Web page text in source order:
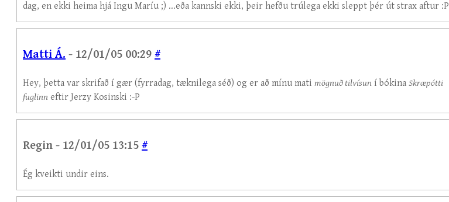
dag, en ekki heima hjá Ingu Maríu ;) ...eða kannski ekki, þeir hefðu trúlega ekki sleppt þér út strax aftur :P
Matti Á. - 12/01/05 00:29 #
Hey, þetta var skrifað í gær (fyrradag, tæknilega séð) og er að mínu mati mögnuð tilvísun í bókina Skræpótti
fuglinn eftir Jerzy Kosinski :-P
Regin - 12/01/05 13:15 #
Ég kveikti undir eins.